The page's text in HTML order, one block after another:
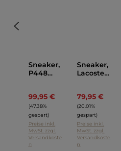
Sneaker,
P448
99,95 €
Regulärer Preis:
(47.38%
gespart)
Preise inkl.
MwSt. zzgl.
Versandkoste
n
Sneaker,
Lacoste
79,95 €
(20.01%
gespart)
Preise inkl.
MwSt. zzgl.
Versandkoste
n